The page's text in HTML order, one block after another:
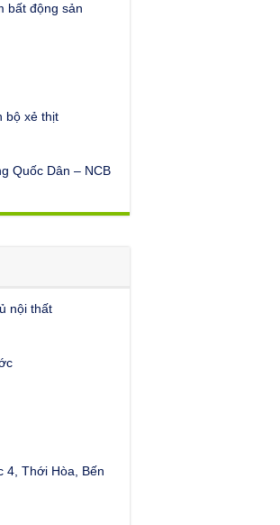
bất động sản
bộ xẻ thịt
Quốc Dân – NCB
nội thất
4, Thới Hòa, Bến